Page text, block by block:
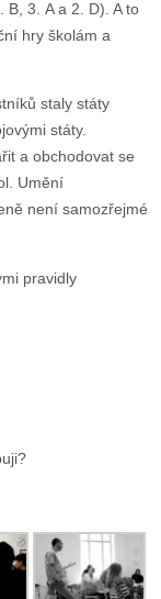
3. A a 2. D). A to
hry školám a
staly státy
státy.
a obchodovat se
Umění
není samozřejmé
pravidly